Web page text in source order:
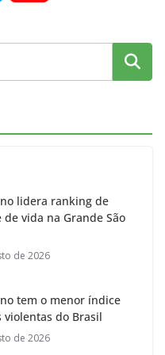
t
r
u
e
lidera ranking de
vida na Grande São
de 2026
tem o menor índice
violentas do Brasil
de 2026